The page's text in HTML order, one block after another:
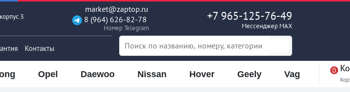
market@zaptop.ru
8 (964) 626-82-78
Номер Telegram
+7 965-125-76-49
Мессенджер MAX
Контакты
Opel Daewoo Nissan Hover Geely Vag 0